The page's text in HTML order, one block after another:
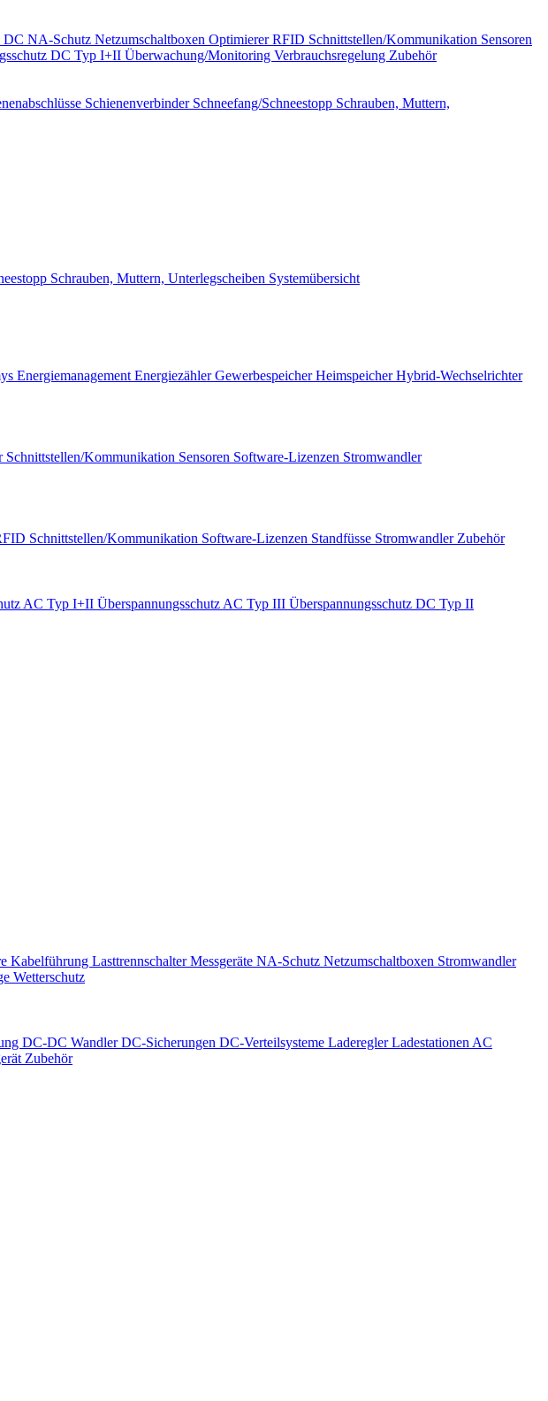
DC NA-Schutz Netzumschaltboxen OptimiererRFID Schnittstellen/­Kommunikation Sensoren
DC Typ I+II Überwachung/Monitoring Verbrauchsregelung Zubehör
Schienenverbinder Schneefang/Schneestopp Schrauben, Muttern,
Schrauben, Muttern, Unterlegscheiben Systemübersicht
EnergiemanagementEnergiezählerGewerbespeicherHeimspeicherHybrid-Wechselrichter
Schnittstellen/­Kommunikation Sensoren Software-Lizenzen Stromwandler
Schnittstellen/­Kommunikation Software-Lizenzen Standfüsse StromwandlerZubehör
AC Typ I+II Überspannungsschutz AC Typ III Überspannungsschutz DC Typ II
Kabelführung LasttrennschalterMessgeräte NA-Schutz Netzumschaltboxen Stromwandler
Wetterschutz
DC-DC WandlerDC-Sicherungen DC-Verteilsysteme LadereglerLadestationen AC
Zubehör